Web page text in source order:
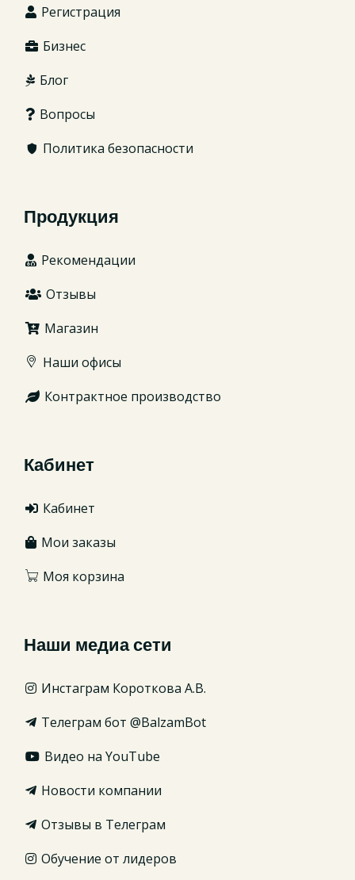
Регистрация
Бизнес
Блог
Вопросы
Политика безопасности
Продукция
Рекомендации
Отзывы
Магазин
Наши офисы
Контрактное производство
Кабинет
Кабинет
Мои заказы
Моя корзина
Наши медиа сети
Инстаграм Короткова А.В.
Телеграм бот @BalzamBot
Видео на YouTube
Новости компании
Отзывы в Телеграм
Обучение от лидеров